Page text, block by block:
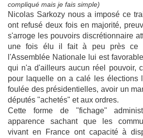
compliqué mais je fais simple)
Nicolas Sarkozy nous a imposé ce
ont refusé deux fois en majorité,
s'arroge les pouvoirs discrétionnaire
une fois élu il fait à peu près ce
l'Assemblée Nationale lui est
qui n'a d'ailleurs aucun réel pouvoir,
pour laquelle on a calé les élections
foulée des présidentielles, avoir un
députés "achetés" et aux ordres.
Cette forme de "fichage"
apparence sachant que les
vivant en France ont capacité à